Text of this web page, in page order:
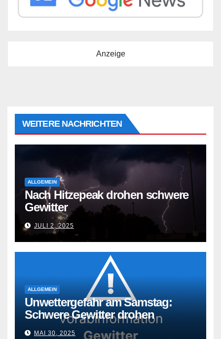
Anzeige
WEITERE NACHRICHTEN
ALLGEMEIN
Nach Hitzepeak drohen schwere
Gewitter
JULI 2, 2025
ALLGEMEIN
Unwettergefahr am Samstag:
Schwere Gewitter drohen
MAI 30, 2025